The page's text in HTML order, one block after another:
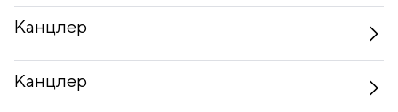
Канцлер
Канцлер